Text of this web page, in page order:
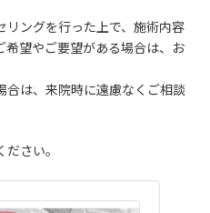
リングを行った上で、施術内容
希望やご要望がある場合は、お
合は、来院時に遠慮なくご相談
さい。